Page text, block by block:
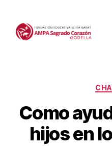
Como
hijos en